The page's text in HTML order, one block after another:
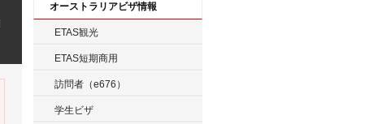
オーストラリアビザ情報
ETAS観光
ETAS短期商用
訪問者（e676）
学生ビザ